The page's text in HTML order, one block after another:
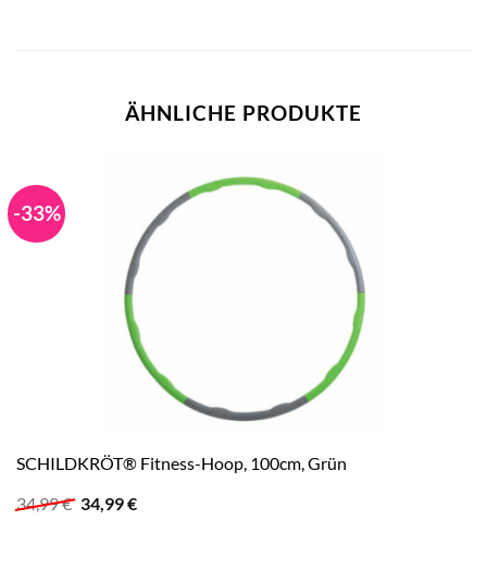
ÄHNLICHE PRODUKTE
-33%
SCHILDKRÖT® Fitness-Hoop, 100cm, Grün
34,99€ Ursprünglicher
34,99€Aktueller